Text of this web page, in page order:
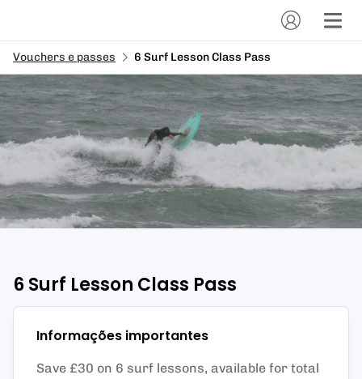
Vouchers e passes 6 Surf Lesson Class Pass
6 Surf Lesson Class Pass
Informações importantes
Save £30 on 6 surf lessons, available for total